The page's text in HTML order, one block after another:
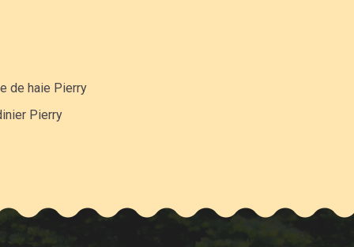
de haie Pierry
Pierry